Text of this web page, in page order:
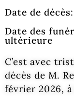
Date de
Date des
ultérieure
C’est avec
décès de M.
février 2026,